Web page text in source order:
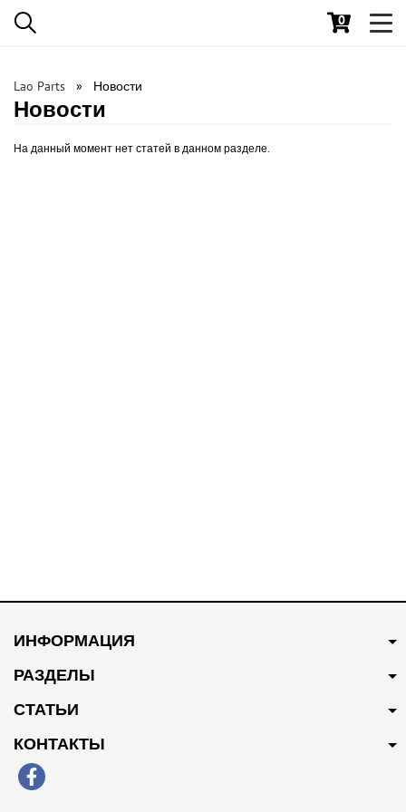
0
Lao Parts Новости
Новости
На данный момент нет статей в данном разделе.
ИНФОРМАЦИЯ
РАЗДЕЛЫ
СТАТЬИ
КОНТАКТЫ